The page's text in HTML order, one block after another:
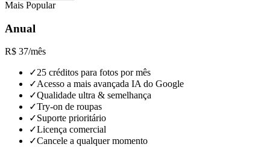
Mais Popular
Anual
R$ 37/mês
✓25 créditos para fotos por mês
✓Acesso a mais avançada IA do Google
✓Qualidade ultra & semelhança
✓Try-on de roupas
✓Suporte prioritário
✓Licença comercial
✓Cancele a qualquer momento